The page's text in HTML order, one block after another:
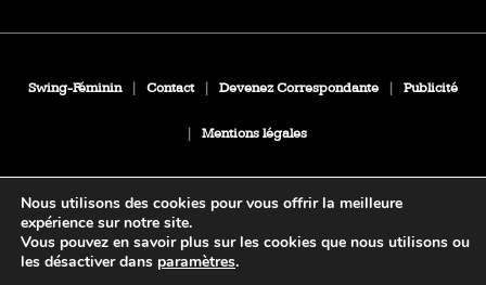
Swing-Féminin | Contact | Devenez Correspondante | Publicité
| Mentions légales
Nous utilisons des cookies pour vous offrir la meilleure
expérience sur notre site.
Vous pouvez en savoir plus sur les cookies que nous utilisons ou
les désactiver dans paramètres.